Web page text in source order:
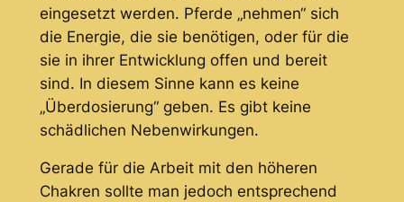
eingesetzt werden. Pferde „nehmen“ sich
die Energie, die sie benötigen, oder für die
sie in ihrer Entwicklung offen und bereit
sind. In diesem Sinne kann es keine
„Überdosierung“ geben. Es gibt keine
schädlichen Nebenwirkungen.
Gerade für die Arbeit mit den höheren
Chakren sollte man jedoch entsprechend